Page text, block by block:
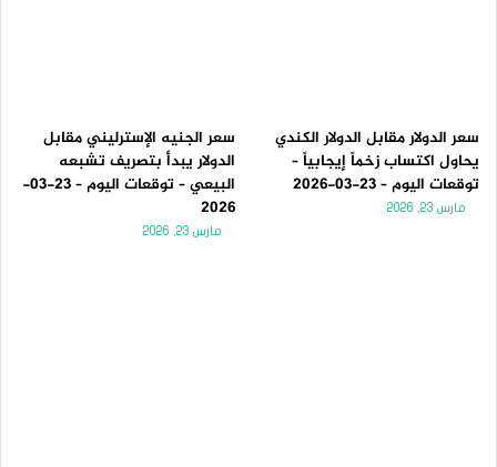
سعر الدولار مقابل الدولار الكندي
يحاول اكتساب زخماً إيجابياً –
توقعات اليوم – 23-03-2026
مارس 23, 2026
سعر الجنيه الإسترليني مقابل
الدولار يبدأ بتصريف تشبعه
البيعي – توقعات اليوم – 23-03-
2026
مارس 23, 2026